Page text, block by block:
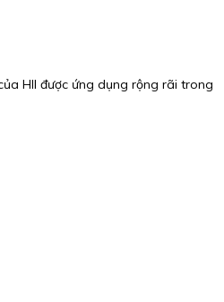
HII được ứng dụng rộng rãi trong